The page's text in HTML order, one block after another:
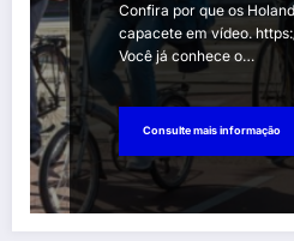
Confira por que os
capacete em vídeo.
Você já conhece o…
Consulte mais informação